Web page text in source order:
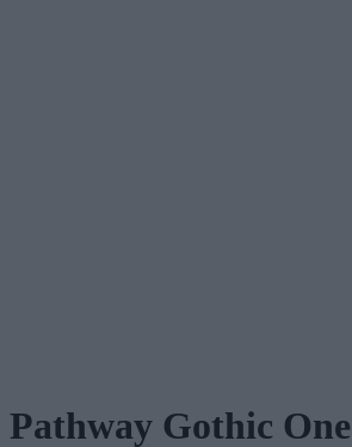
Pathway Gothic One